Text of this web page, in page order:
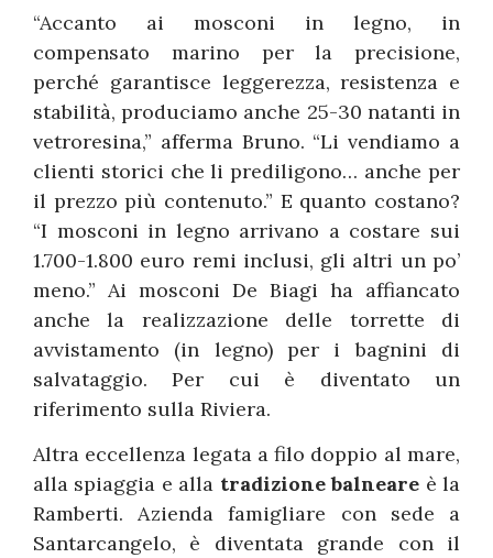
“Accanto ai mosconi in legno, in
compensato marino per la precisione,
perché garantisce leggerezza, resistenza e
stabilità, produciamo anche 25-30 natanti in
vetroresina,” afferma Bruno. “Li vendiamo a
clienti storici che li prediligono… anche per
il prezzo più contenuto.” E quanto costano?
“I mosconi in legno arrivano a costare sui
1.700-1.800 euro remi inclusi, gli altri un po’
meno.” Ai mosconi De Biagi ha affiancato
anche la realizzazione delle torrette di
avvistamento (in legno) per i bagnini di
salvataggio. Per cui è diventato un
riferimento sulla Riviera.
Altra eccellenza legata a filo doppio al mare,
alla spiaggia e alla tradizione balneare è la
Ramberti. Azienda famigliare con sede a
Santarcangelo, è diventata grande con il